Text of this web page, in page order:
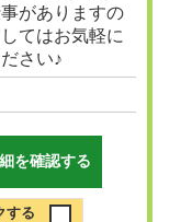
がありますの
てはお気軽に
さい♪
を確認する
する